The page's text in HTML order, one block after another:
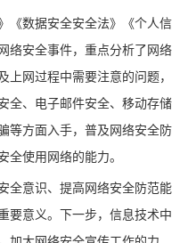
《数据安全安全法》 《个人信
络安全事件，重点分析了网络
上网过程中需要注意的问题，
全、 电子邮件安全、 移动存储
等方面入手， 普及网络安全防
全使用网络的能力。
全意识、提高网络安全防范能
要意义。下一步， 信息技术中